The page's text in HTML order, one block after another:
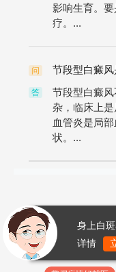
影响生育。
疗。...
问 节段型白癜
答
节段型白癜
杂，临床上是
血管炎是局
状。...
身上白
详情